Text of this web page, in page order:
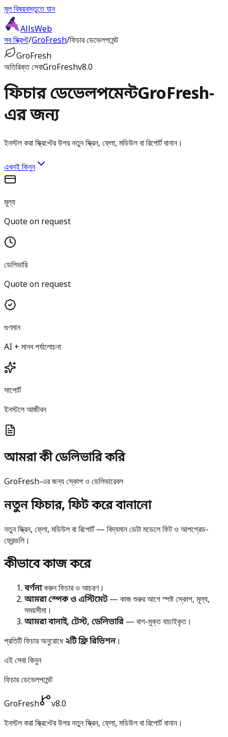
মূল বিষয়বস্তুতে যান
AllsWeb
সব স্ক্রিপ্ট/GroFresh/ফিচার ডেভেলপমেন্ট
GroFresh
অতিরিক্ত সেবাGroFreshv8.0
ফিচার ডেভেলপমেন্টGroFresh-
এর জন্য
ইনস্টল করা স্ক্রিপ্টের উপর নতুন স্ক্রিন, ফ্লো, মডিউল বা রিপোর্ট বানান।
এখনই কিনুন
মূল্য
Quote on request
ডেলিভারি
Quote on request
গুণমান
AI + মানব পর্যালোচনা
সাপোর্ট
ইনস্টলে আজীবন
আমরা কী ডেলিভারি করি
GroFresh-এর জন্য স্কোপ ও ডেলিভারেবল
নতুন ফিচার, ফিট করে বানানো
নতুন স্ক্রিন, ফ্লো, মডিউল বা রিপোর্ট — বিদ্যমান ডেটা মডেলে ফিট ও আপগ্রেড-
ফ্রেন্ডলি।
কীভাবে কাজ করে
বর্ণনাকরুন ফিচার ও আচরণ।
আমরা স্পেক ও এস্টিমেট— কাজ শুরুর আগে স্পষ্ট স্কোপ, মূল্য,
সময়সীমা।
আমরা বানাই, টেস্ট, ডেলিভারি— বাগ-মুক্ত যাচাইকৃত।
প্রতিটি ফিচার অনুরোধে২টি ফ্রি রিভিশন।
এই সেবা কিনুন
ফিচার ডেভেলপমেন্ট
GroFresh
v8.0
ইনস্টল করা স্ক্রিপ্টের উপর নতুন স্ক্রিন, ফ্লো, মডিউল বা রিপোর্ট বানান।